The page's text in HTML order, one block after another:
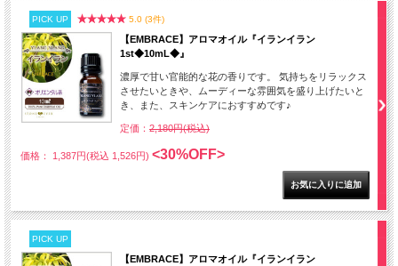
PICK UP 5.0 (3件)
【EMBRACE】アロマオイル『イランイラン
1st◆10mL◆』
濃厚で甘い官能的な花の香りです。 気持ちをリラックス
させたいときや、ムーディーな雰囲気を盛り上げたいと
き、また、スキンケアにおすすめです♪
定価： 2,180円(税込)
価格： 1,387円(税込 1,526円) <30%OFF>
PICK UP
【EMBRACE】アロマオイル『イランイラン